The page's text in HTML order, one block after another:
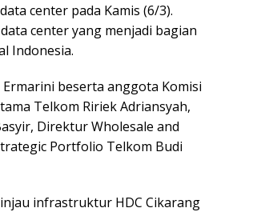
center pada Kamis (6/3).
center yang menjadi bagian
Indonesia.
beserta anggota Komisi
Telkom Ririek Adriansyah,
Direktur Wholesale and
Portfolio Telkom Budi
infrastruktur HDC Cikarang